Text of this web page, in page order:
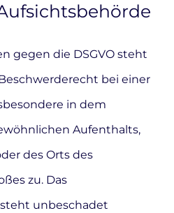
gegen die DSGVO steht
bei einer
in dem
Aufenthalts,
des Orts des
zu. Das
unbeschadet